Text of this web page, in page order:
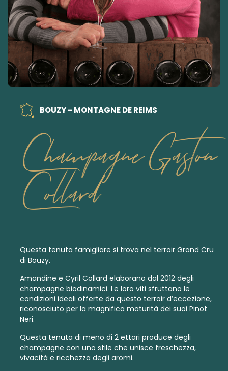
BOUZY - MONTAGNE DE REIMS
Champagne Gaston
Collard
Questa tenuta famigliare si trova nel terroir Grand Cru
di Bouzy.
Amandine e Cyril Collard elaborano dal 2012 degli
champagne biodinamici. Le loro viti sfruttano le
condizioni ideali offerte da questo terroir d’eccezione,
riconosciuto per la magnifica maturità dei suoi Pinot
Neri.
Questa tenuta di meno di 2 ettari produce degli
champagne con uno stile che unisce freschezza,
vivacità e ricchezza degli aromi.